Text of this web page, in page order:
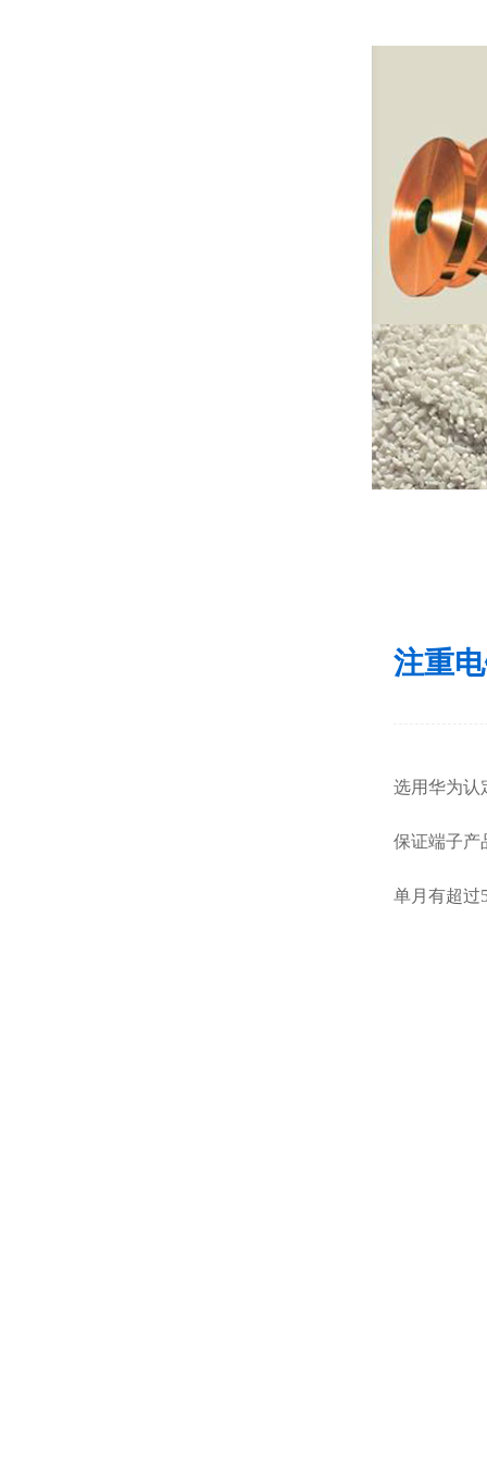
注重
选用华为认
保证端子产
单月有超过